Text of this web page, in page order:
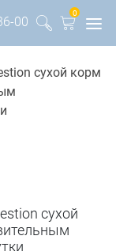
00
0
сухой корм
сухой